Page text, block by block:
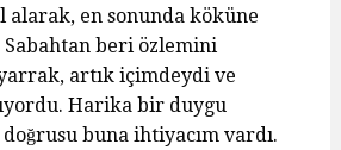
alarak, en sonunda köküne
beri özlemini
artık içimdeydi ve
Harika bir duygu
buna ihtiyacım vardı.